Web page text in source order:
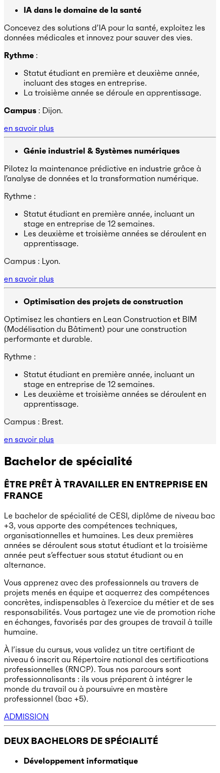
IA dans le domaine de la santé
Concevez des solutions d’IA pour la santé, exploitez les
données médicales et innovez pour sauver des vies.
Rythme :
Statut étudiant en première et deuxième année,
incluant des stages en entreprise.
La troisième année se déroule en apprentissage.
Campus : Dijon.
en savoir plus
Génie industriel & Systèmes numériques
Pilotez la maintenance prédictive en industrie grâce à
l’analyse de données et la transformation numérique.
Rythme :
Statut étudiant en première année, incluant un
stage en entreprise de 12 semaines.
Les deuxième et troisième années se déroulent en
apprentissage.
Campus : Lyon.
en savoir plus
Optimisation des projets de construction
Optimisez les chantiers en Lean Construction et BIM
(Modélisation du Bâtiment) pour une construction
performante et durable.
Rythme :
Statut étudiant en première année, incluant un
stage en entreprise de 12 semaines.
Les deuxième et troisième années se déroulent en
apprentissage.
Campus : Brest.
en savoir plus
Bachelor de spécialité
ÊTRE PRÊT À TRAVAILLER EN ENTREPRISE EN
FRANCE
Le bachelor de spécialité de CESI, diplôme de niveau bac
+3, vous apporte des compétences techniques,
organisationnelles et humaines. Les deux premières
années se déroulent sous statut étudiant et la troisième
année peut s’effectuer sous statut étudiant ou en
alternance.
Vous apprenez avec des professionnels au travers de
projets menés en équipe et acquerrez des compétences
concrètes, indispensables à l’exercice du métier et de ses
responsabilités. Vous partagez une vie de promotion riche
en échanges, favorisés par des groupes de travail à taille
humaine.
À l’issue du cursus, vous validez un titre certifiant de
niveau 6 inscrit au Répertoire national des certifications
professionnelles (RNCP). Tous nos parcours sont
professionnalisants : ils vous préparent à intégrer le
monde du travail ou à poursuivre en mastère
professionnel (bac +5).
ADMISSION
DEUX BACHELORS DE SPÉCIALITÉ
Développement informatique